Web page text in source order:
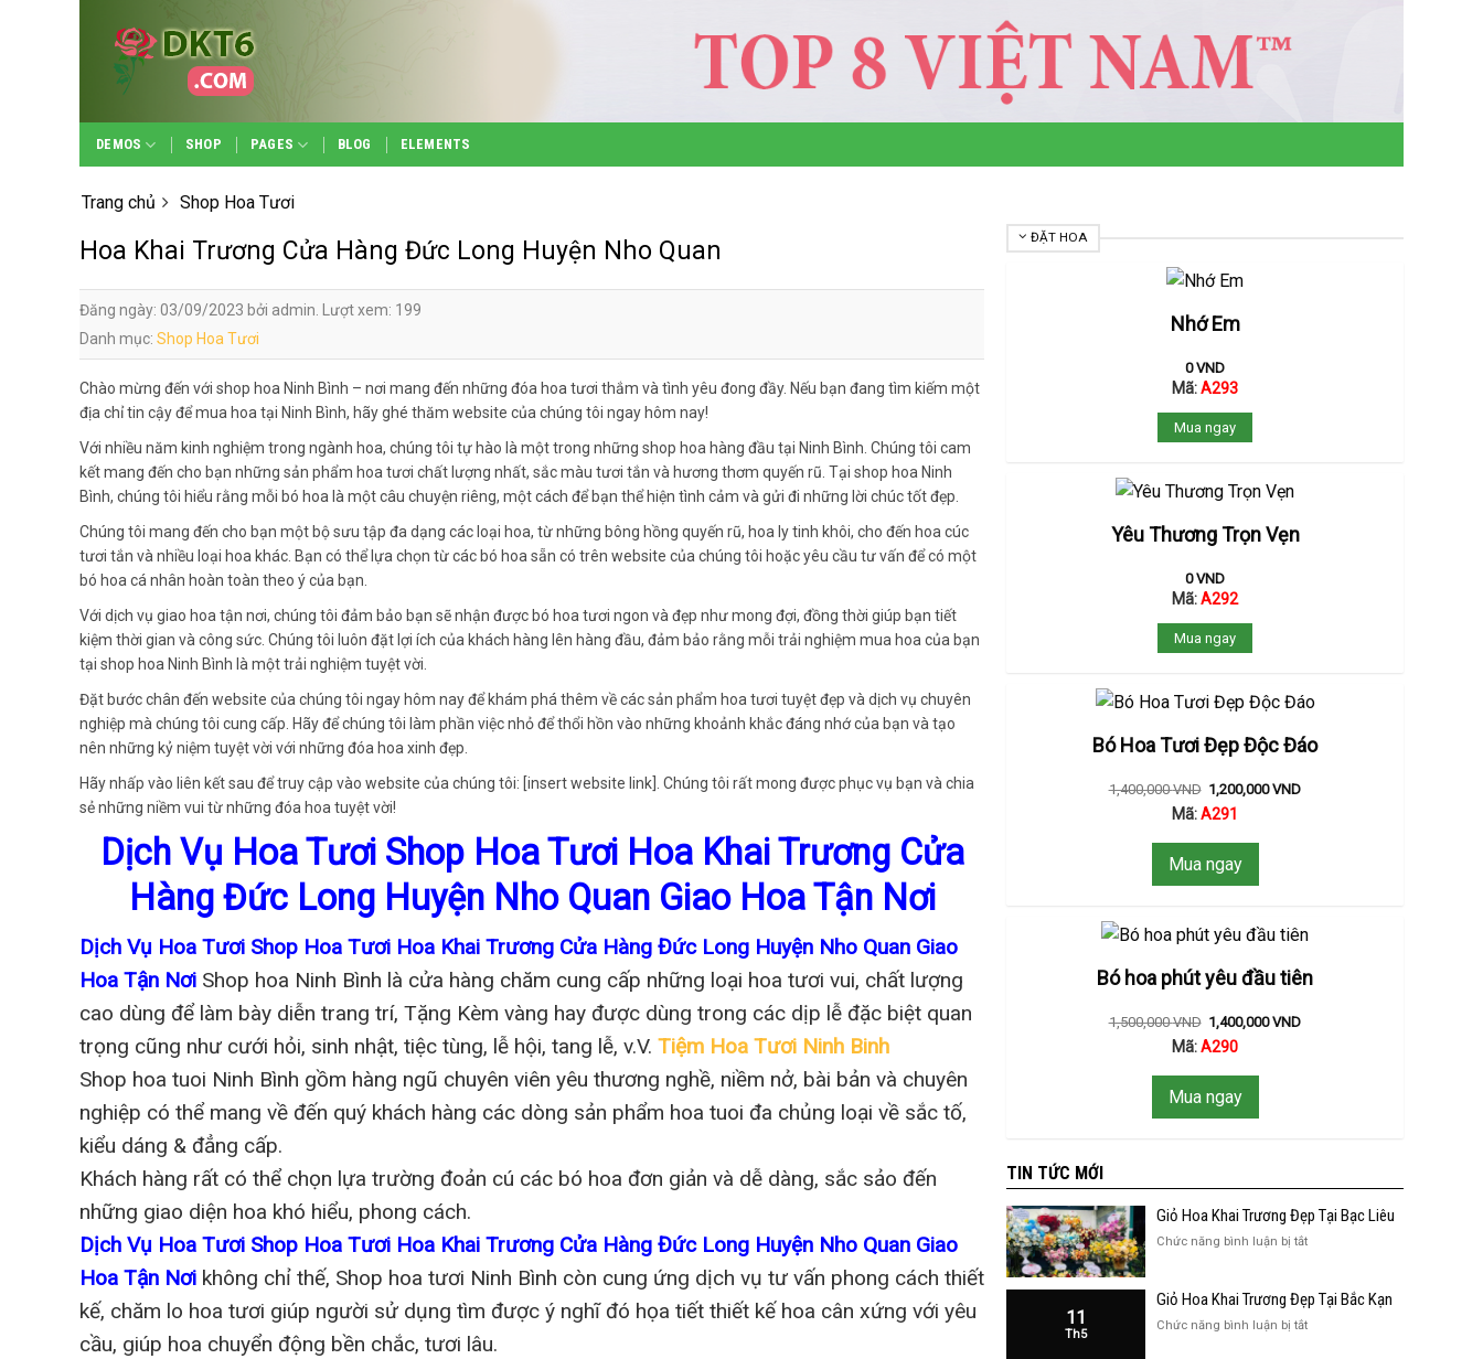
content
DEMOS SHOP PAGES BLOG ELEMENTS
Trang chủ Shop Hoa Tươi
Hoa Khai Trương Cửa Hàng Đức Long Huyện Nho Quan
Đăng ngày: 03/09/2023 bởi admin. Lượt xem: 199
Danh mục: Shop Hoa Tươi
Chào mừng đến với shop hoa Ninh Bình – nơi mang đến những đóa hoa tươi thắm và tình yêu đong đầy. Nếu bạn đang tìm kiếm một
địa chỉ tin cậy để mua hoa tại Ninh Bình, hãy ghé thăm website của chúng tôi ngay hôm nay!
Với nhiều năm kinh nghiệm trong ngành hoa, chúng tôi tự hào là một trong những shop hoa hàng đầu tại Ninh Bình. Chúng tôi cam
kết mang đến cho bạn những sản phẩm hoa tươi chất lượng nhất, sắc màu tươi tắn và hương thơm quyến rũ. Tại shop hoa Ninh
Bình, chúng tôi hiểu rằng mỗi bó hoa là một câu chuyện riêng, một cách để bạn thể hiện tình cảm và gửi đi những lời chúc tốt đẹp.
Chúng tôi mang đến cho bạn một bộ sưu tập đa dạng các loại hoa, từ những bông hồng quyến rũ, hoa ly tinh khôi, cho đến hoa cúc
tươi tắn và nhiều loại hoa khác. Bạn có thể lựa chọn từ các bó hoa sẵn có trên website của chúng tôi hoặc yêu cầu tư vấn để có một
bó hoa cá nhân hoàn toàn theo ý của bạn.
Với dịch vụ giao hoa tận nơi, chúng tôi đảm bảo bạn sẽ nhận được bó hoa tươi ngon và đẹp như mong đợi, đồng thời giúp bạn tiết
kiệm thời gian và công sức. Chúng tôi luôn đặt lợi ích của khách hàng lên hàng đầu, đảm bảo rằng mỗi trải nghiệm mua hoa của bạn
tại shop hoa Ninh Bình là một trải nghiệm tuyệt vời.
Đặt bước chân đến website của chúng tôi ngay hôm nay để khám phá thêm về các sản phẩm hoa tươi tuyệt đẹp và dịch vụ chuyên
nghiệp mà chúng tôi cung cấp. Hãy để chúng tôi làm phần việc nhỏ để thổi hồn vào những khoảnh khắc đáng nhớ của bạn và tạo
nên những kỷ niệm tuyệt vời với những đóa hoa xinh đẹp.
Hãy nhấp vào liên kết sau để truy cập vào website của chúng tôi: [insert website link]. Chúng tôi rất mong được phục vụ bạn và chia
sẻ những niềm vui từ những đóa hoa tuyệt vời!
Dịch Vụ Hoa Tươi Shop Hoa Tươi Hoa Khai Trương Cửa
Hàng Đức Long Huyện Nho Quan Giao Hoa Tận Nơi
Dịch Vụ Hoa Tươi Shop Hoa Tươi Hoa Khai Trương Cửa Hàng Đức Long Huyện Nho Quan Giao
Hoa Tận Nơi Shop hoa Ninh Bình là cửa hàng chăm cung cấp những loại hoa tươi vui, chất lượng
cao dùng để làm bày diễn trang trí, Tặng Kèm vàng hay được dùng trong các dịp lễ đặc biệt quan
trọng cũng như cưới hỏi, sinh nhật, tiệc tùng, lễ hội, tang lễ, v.V. Tiệm Hoa Tươi Ninh Binh
Shop hoa tuoi Ninh Bình gồm hàng ngũ chuyên viên yêu thương nghề, niềm nở, bài bản và chuyên
nghiệp có thể mang về đến quý khách hàng các dòng sản phẩm hoa tuoi đa chủng loại về sắc tố,
kiểu dáng & đẳng cấp.
Khách hàng rất có thể chọn lựa trường đoản cú các bó hoa đơn giản và dễ dàng, sắc sảo đến
những giao diện hoa khó hiểu, phong cách.
Dịch Vụ Hoa Tươi Shop Hoa Tươi Hoa Khai Trương Cửa Hàng Đức Long Huyện Nho Quan Giao
Hoa Tận Nơi không chỉ thế, Shop hoa tươi Ninh Bình còn cung ứng dịch vụ tư vấn phong cách thiết
kế, chăm lo hoa tươi giúp người sử dụng tìm được ý nghĩ đó họa tiết thiết kế hoa cân xứng với yêu
cầu, giúp hoa chuyển động bền chắc, tươi lâu.
ĐẶT HOA
Nhớ Em
0VND
Mã:A293
Mua ngay
Yêu Thương Trọn Vẹn
0VND
Mã:A292
Mua ngay
Bó Hoa Tươi Đẹp Độc Đáo
1,400,000VND 1,200,000VND
Mã:A291
Mua ngay
Bó hoa phút yêu đầu tiên
1,500,000VND 1,400,000VND
Mã:A290
Mua ngay
TIN TỨC MỚI
Giỏ Hoa Khai Trương Đẹp Tại Bạc Liêu
Chức năng bình luận bị tắtở
Khai
Đẹp
11
Th5
Giỏ Hoa Khai Trương Đẹp Tại Bắc Kạn
Chức năng bình luận bị tắtở